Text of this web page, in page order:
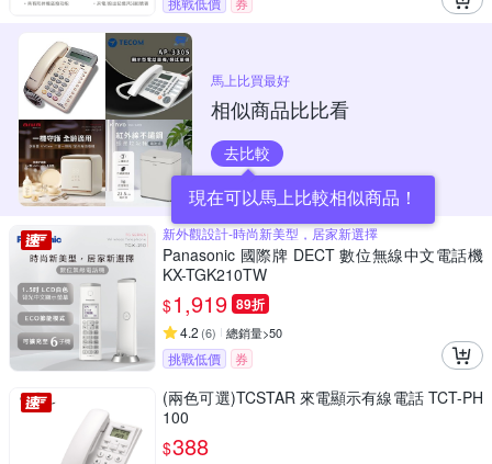
馬上比買最好
相似商品比比看
去比較
現在可以馬上比較相似商品！
新外觀設計-時尚新美型，居家新選擇
Panasonic 國際牌 DECT 數位無線中文電話機
KX-TGK210TW
$1,919 89折
4.2 (6) 總銷量>50
挑戰低價 券
(兩色可選)TCSTAR 來電顯示有線電話 TCT-PH
100
$388